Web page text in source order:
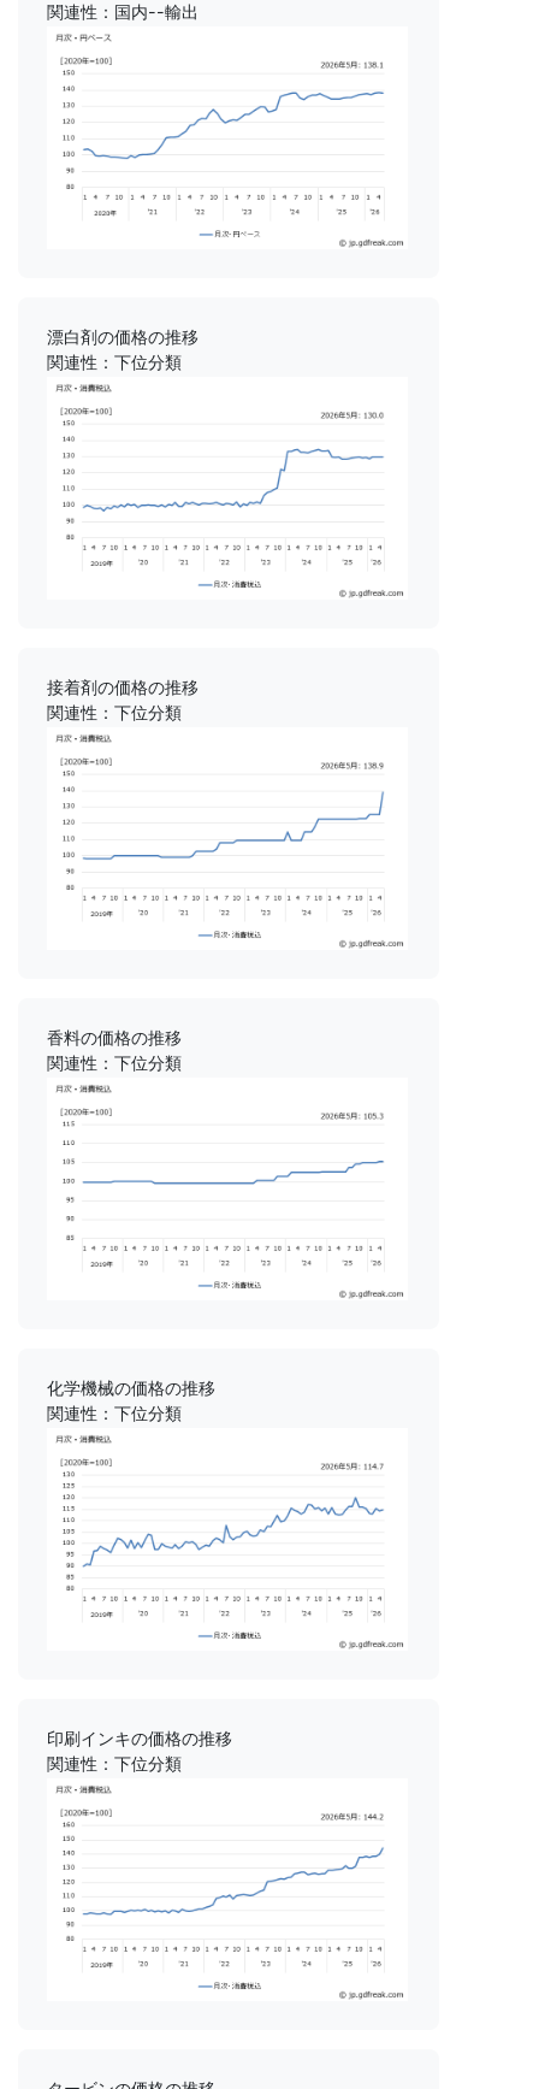
関連性：国内--輸出
漂白剤の価格の推移
関連性：下位分類
接着剤の価格の推移
関連性：下位分類
香料の価格の推移
関連性：下位分類
化学機械の価格の推移
関連性：下位分類
印刷インキの価格の推移
関連性：下位分類